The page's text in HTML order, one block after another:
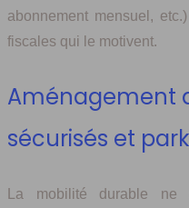
abonnement mensuel,
fiscales qui le motivent.
Aménagement
sécurisés et
La mobilité durable